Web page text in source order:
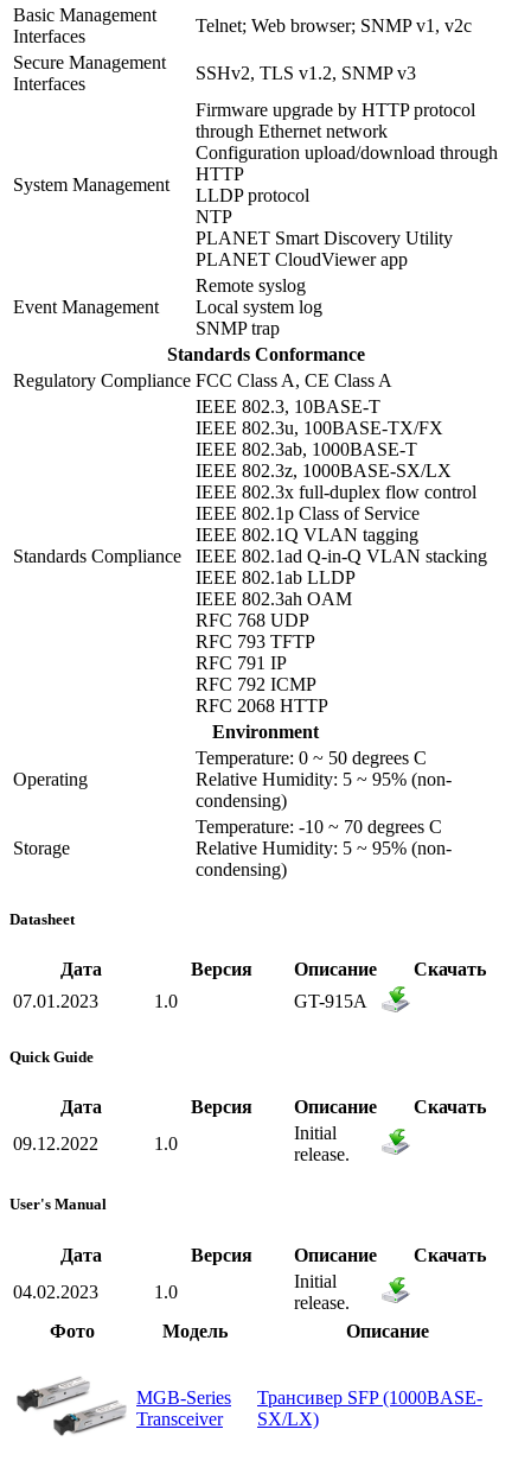
Basic Management
Interfaces
Telnet; Web browser; SNMP v1, v2c
Secure Management
Interfaces
SSHv2, TLS v1.2, SNMP v3
System Management
Firmware upgrade by HTTP protocol
through Ethernet network
Configuration upload/download through
HTTP
LLDP protocol
NTP
PLANET Smart Discovery Utility
PLANET CloudViewer app
Event Management
Remote syslog
Local system log
SNMP trap
Standards Conformance
Regulatory Compliance FCC Class A, CE Class A
Standards Compliance
IEEE 802.3, 10BASE-T
IEEE 802.3u, 100BASE-TX/FX
IEEE 802.3ab, 1000BASE-T
IEEE 802.3z, 1000BASE-SX/LX
IEEE 802.3x full-duplex flow control
IEEE 802.1p Class of Service
IEEE 802.1Q VLAN tagging
IEEE 802.1ad Q-in-Q VLAN stacking
IEEE 802.1ab LLDP
IEEE 802.3ah OAM
RFC 768 UDP
RFC 793 TFTP
RFC 791 IP
RFC 792 ICMP
RFC 2068 HTTP
Environment
Operating
Temperature: 0 ~ 50 degrees C
Relative Humidity: 5 ~ 95% (non-
condensing)
Storage
Temperature: -10 ~ 70 degrees C
Relative Humidity: 5 ~ 95% (non-
condensing)
Datasheet
Дата Версия Описание
Скачать
07.01.2023
1.0 GT-915A
Quick Guide
Дата Версия Описание
Скачать
09.12.2022
1.0
Initial
release.
User's Manual
Дата Версия Описание
Скачать
04.02.2023
1.0
Initial
release.
Фото
Модель Описание
MGB-Series
Transceiver
Трансивер SFP (1000BASE-
SX/LX)